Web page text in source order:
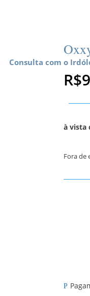
Consulta com o
R$
à vista
Fora de
P